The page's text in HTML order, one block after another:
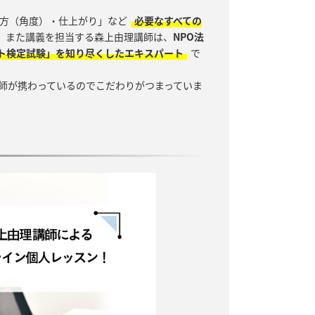
（角度）・仕上がり」など 必要なすべての
た講義を担当する森上由理講師は、 NPO法
検定試験」を知り尽くしたエキスパート で
携わっているのでこだわりがつまっていま